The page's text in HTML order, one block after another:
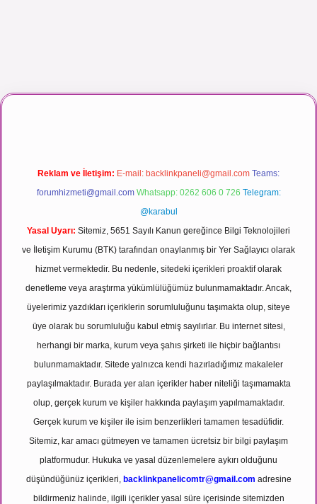
maç izle
Reklam ve İletişim: E-mail: backlinkpaneli@gmail.com Teams:
forumhizmeti@gmail.com Whatsapp: 0262 606 0 726 Telegram:
@karabul
Yasal Uyarı: Sitemiz, 5651 Sayılı Kanun gereğince Bilgi Teknolojileri
ve İletişim Kurumu (BTK) tarafından onaylanmış bir Yer Sağlayıcı olarak
hizmet vermektedir. Bu nedenle, sitedeki içerikleri proaktif olarak
denetleme veya araştırma yükümlülüğümüz bulunmamaktadır. Ancak,
üyelerimiz yazdıkları içeriklerin sorumluluğunu taşımakta olup, siteye
üye olarak bu sorumluluğu kabul etmiş sayılırlar. Bu internet sitesi,
herhangi bir marka, kurum veya şahıs şirketi ile hiçbir bağlantısı
bulunmamaktadır. Sitede yalnızca kendi hazırladığımız makaleler
paylaşılmaktadır. Burada yer alan içerikler haber niteliği taşımamakta
olup, gerçek kurum ve kişiler hakkında paylaşım yapılmamaktadır.
Gerçek kurum ve kişiler ile isim benzerlikleri tamamen tesadüfidir.
Sitemiz, kar amacı gütmeyen ve tamamen ücretsiz bir bilgi paylaşım
platformudur. Hukuka ve yasal düzenlemelere aykırı olduğunu
düşündüğünüz içerikleri, backlinkpanelicomtr@gmail.com adresine
bildirmeniz halinde, ilgili içerikler yasal süre içerisinde sitemizden